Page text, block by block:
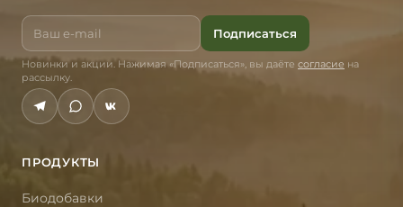
Подписаться
Новинки и акции. Нажимая «Подписаться», вы даёте согласие на
рассылку.
ПРОДУКТЫ
Биодобавки